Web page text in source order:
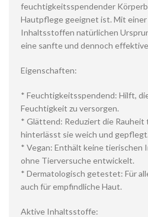
feuchtigkeitsspendender
Hautpflege geeignet ist. Mit einer
Inhaltsstoffen natürlichen
eine sanfte und dennoch
Eigenschaften:
* Feuchtigkeitsspendend: Hilft,
Feuchtigkeit zu versorgen.
* Glättend: Reduziert die Rauheit
hinterlässt sie weich und gepflegt.
* Vegan: Enthält keine
ohne Tierversuche entwickelt.
* Dermatologisch getestet: Für
auch für empfindliche Haut.
Aktive Inhaltsstoffe: